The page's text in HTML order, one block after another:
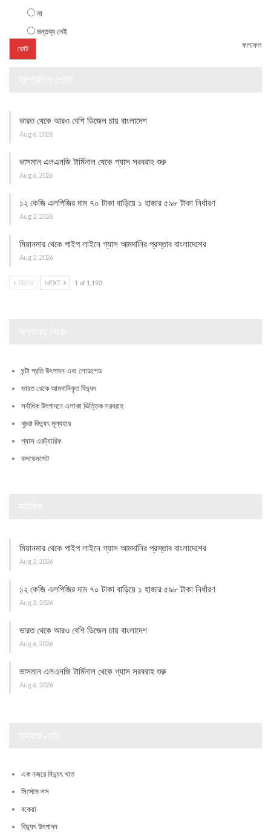
না
মন্তব্য নেই
ফলাফল
ভারত থেকে আরও বেশি ডিজেল চায় বাংলাদেশ
Aug 6, 2026
ভাসমান এলএনজি টার্মিনাল থেকে গ্যাস সরবরাহ শুরু
Aug 6, 2026
১২ কেজি এলপিজির দাম ৭০ টাকা বাড়িয়ে ১ হাজার ৫৯৮ টাকা নির্ধারণ
Aug 2, 2026
মিয়ানমার থেকে পাইপ লাইনে গ্যাস আমদানির প্রস্তাব বাংলাদেশের
Aug 2, 2026
PREV NEXT 1 of 1,193
ঘন্টা প্রতি উৎপাদন এবং লোডশেড
ভারত থেকে আমদানিকৃত বিদ্যুৎ
সর্বাধিক উৎপাদনে এলাকা ভিত্তিক সরবরাহ
খুচরা বিদ্যুৎ মূল্যহার
গ্যাস এরট্যারিফ
কনডেনসেট
মিয়ানমার থেকে পাইপ লাইনে গ্যাস আমদানির প্রস্তাব বাংলাদেশের
Aug 2, 2026
১২ কেজি এলপিজির দাম ৭০ টাকা বাড়িয়ে ১ হাজার ৫৯৮ টাকা নির্ধারণ
Aug 2, 2026
ভারত থেকে আরও বেশি ডিজেল চায় বাংলাদেশ
Aug 6, 2026
ভাসমান এলএনজি টার্মিনাল থেকে গ্যাস সরবরাহ শুরু
Aug 6, 2026
এক নজরে বিদ্যুৎ খাত
সিস্টেম লস
বকেয়া
বিদ্যুৎ উৎপাদন